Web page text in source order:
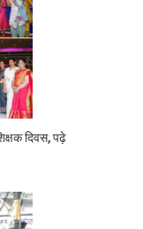
दिवस, पढ़े